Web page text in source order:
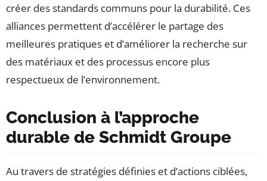
créer des standards communs pour la durabilité. Ces
alliances permettent d’accélérer le partage des
meilleures pratiques et d’améliorer la recherche sur
des matériaux et des processus encore plus
respectueux de l’environnement.
Conclusion à l’approche
durable de Schmidt Groupe
Au travers de stratégies définies et d’actions ciblées,